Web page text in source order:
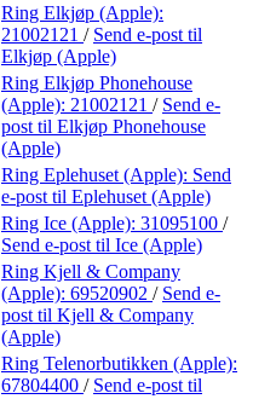
Ring Elkjøp (Apple):
21002121 / Send e-post til
Elkjøp (Apple)
Ring Elkjøp Phonehouse
(Apple): 21002121 / Send e-
post til Elkjøp Phonehouse
(Apple)
Ring Eplehuset (Apple): Send
e-post til Eplehuset (Apple)
Ring Ice (Apple): 31095100 /
Send e-post til Ice (Apple)
Ring Kjell & Company
(Apple): 69520902 / Send e-
post til Kjell & Company
(Apple)
Ring Telenorbutikken (Apple):
67804400 / Send e-post til